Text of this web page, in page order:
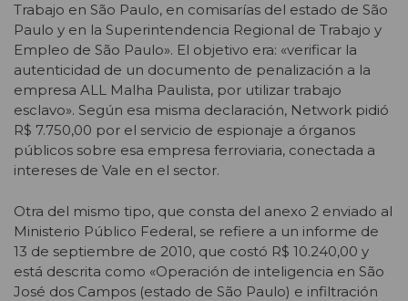
Trabajo en São Paulo, en comisarías del estado de São
Paulo y en la Superintendencia Regional de Trabajo y
Empleo de São Paulo». El objetivo era: «verificar la
autenticidad de un documento de penalización a la
empresa ALL Malha Paulista, por utilizar trabajo
esclavo». Según esa misma declaración, Network pidió
R$ 7.750,00 por el servicio de espionaje a órganos
públicos sobre esa empresa ferroviaria, conectada a
intereses de Vale en el sector.
Otra del mismo tipo, que consta del anexo 2 enviado al
Ministerio Público Federal, se refiere a un informe de
13 de septiembre de 2010, que costó R$ 10.240,00 y
está descrita como «Operación de inteligencia en São
José dos Campos (estado de São Paulo) e infiltración